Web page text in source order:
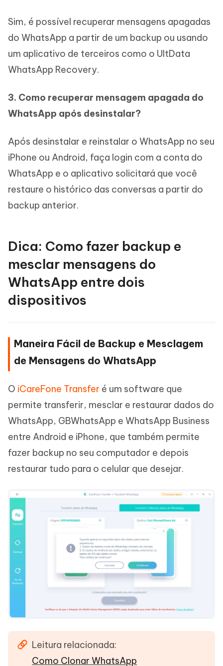
Sim, é possível recuperar mensagens apagadas
do WhatsApp a partir de um backup ou usando
um aplicativo de terceiros como o UltData
WhatsApp Recovery.
3. Como recuperar mensagem apagada do
WhatsApp após desinstalar?
Após desinstalar e reinstalar o WhatsApp no seu
iPhone ou Android, faça login com a conta do
WhatsApp e o aplicativo solicitará que você
restaure o histórico das conversas a partir do
backup anterior.
Dica: Como fazer backup e
mesclar mensagens do
WhatsApp entre dois
dispositivos
Maneira Fácil de Backup e Mesclagem
de Mensagens do WhatsApp
O iCareFone Transfer é um software que
permite transferir, mesclar e restaurar dados do
WhatsApp, GBWhatsApp e WhatsApp Business
entre Android e iPhone, que também permite
fazer backup no seu computador e depois
restaurar tudo para o celular que desejar.
Leitura relacionada:
Como Clonar WhatsApp